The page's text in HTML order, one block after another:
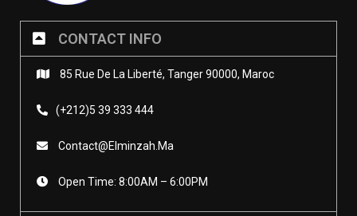
CONTACT INFO
85 Rue De La Liberté, Tanger 90000, Maroc
(+212)5 39 333 444
Contact@elminzah.ma
Open Time: 8:00AM – 6:00PM